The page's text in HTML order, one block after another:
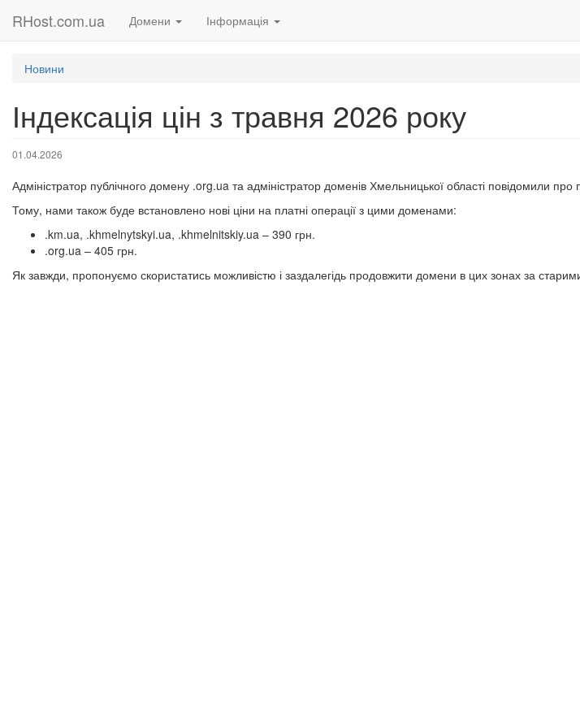
RHost.com.ua Домени Інформація
Новини
Індексація цін з травня 2026 року
01.04.2026
Адміністратор публічного домену .org.ua та адміністратор доменів Хмельницької області повідомили
Тому, нами також буде встановлено нові ціни на платні операції з цими доменами:
.km.ua, .khmelnytskyi.ua, .khmelnitskiy.ua – 390 грн.
.org.ua – 405 грн.
Як завжди, пропонуємо скористатись можливістю і заздалегідь продовжити домени в цих зонах за